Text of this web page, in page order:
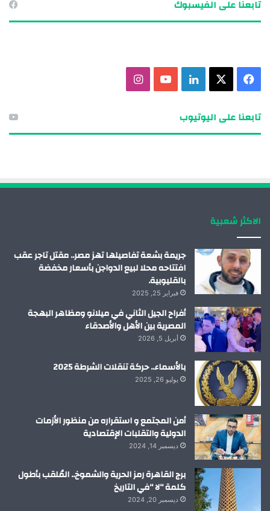
تابعنا على الفيسبوك
تابعنا على اليوتيوب
الاكثر شعبية
جريمة بشعة تفاصيلها تهز مصر.. مقتل تاجر عقب
افتتاحه محلا لبيع الدواجن بأسعار مخفضة
بالقليوبية.
فبراير 25, 2025
أفراح الجيل الثاني في ميلانو ومظاهر البهجة
المصرية بين الأهل والأصدقاء
أبريل 5, 2026
بالأسماء.. حركة تنقلات الشرطة 2025
يوليو 26, 2025
أمن المجتمع و استقراره من منظور الأزمات
الدولية والتقلبات الإقتصادية
ديسمبر 14, 2024
برج القاهرة رمز الحرية والشموخ.. المُلقب بأطول
كلمة “لا “في التاريخ
ديسمبر 20, 2024